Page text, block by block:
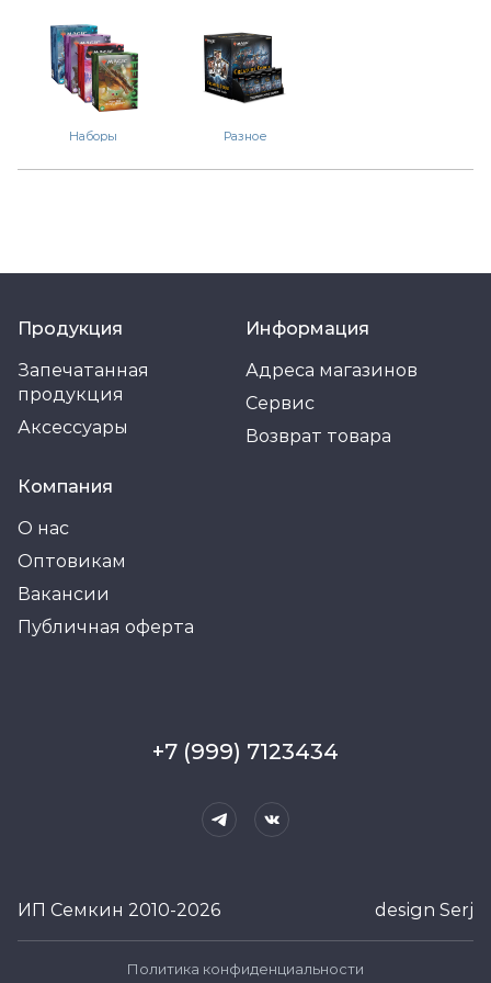
Наборы Разное
Продукция
Запечатанная
продукция
Аксессуары
Информация
Адреса магазинов
Сервис
Возврат товара
Компания
О нас
Оптовикам
Вакансии
Публичная оферта
ИП Семкин 2010-2026
+7 (999) 7123434
Политика конфиденциальности
design Serj